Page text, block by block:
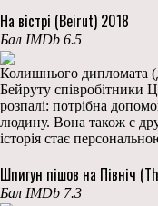
На вістрі (Beirut) 2018
Бал IMDb 6.5
Колишнього дипломата
Бейруту співробітники
розпалі: потрібна
людину. Вона також є
історія стає
Шпигун пішов на Північ
Бал IMDb 7.3